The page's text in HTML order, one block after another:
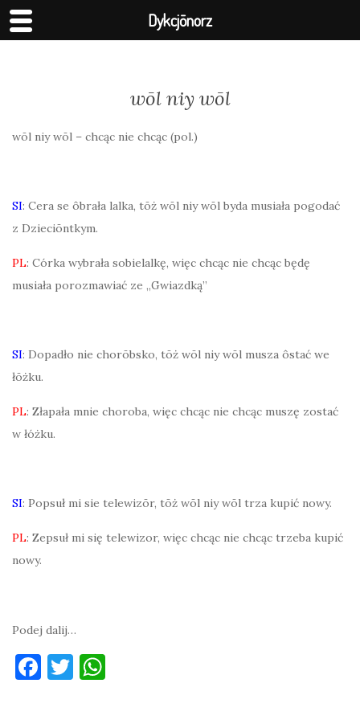
wōl niy wōl
wōl niy wōl – chcąc nie chcąc (pol.)
SI: Cera se ôbrała lalka, tōż wōl niy wōl byda musiała pogodać
z Dzieciōntkym.
PL: Córka wybrała sobielalkę, więc chcąc nie chcąc będę
musiała porozmawiać ze „Gwiazdką”
SI: Dopadło nie chorōbsko, tōż wōl niy wōl musza ôstać we
łōżku.
PL: Złapała mnie choroba, więc chcąc nie chcąc muszę zostać
w łóżku.
SI: Popsuł mi sie telewizōr, tōż wōl niy wōl trza kupić nowy.
PL: Zepsuł mi się telewizor, więc chcąc nie chcąc trzeba kupić
nowy.
Podej dalij…
F T
Dykcjōnorz